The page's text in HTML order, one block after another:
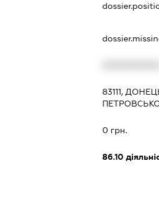
83111,
0 грн.
86.10